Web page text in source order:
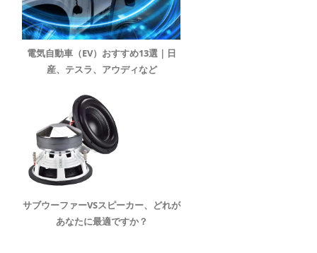
電気自動車（EV）おすすめ13選｜日
産、テスラ、アウディなど
サブウーファーVSスピーカー、どれが
あなたに最適ですか？